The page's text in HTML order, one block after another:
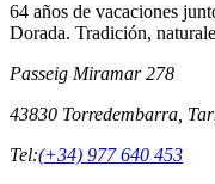
64 años de vacaciones
Dorada. Tradición,
Passeig Miramar 278
43830 Torredembarra,
Tel:(+34) 977 640 453